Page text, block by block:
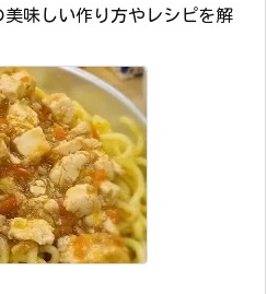
美味しい作り方やレシピを解